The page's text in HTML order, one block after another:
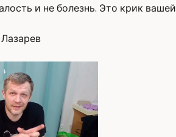
и не болезнь. Это крик вашей